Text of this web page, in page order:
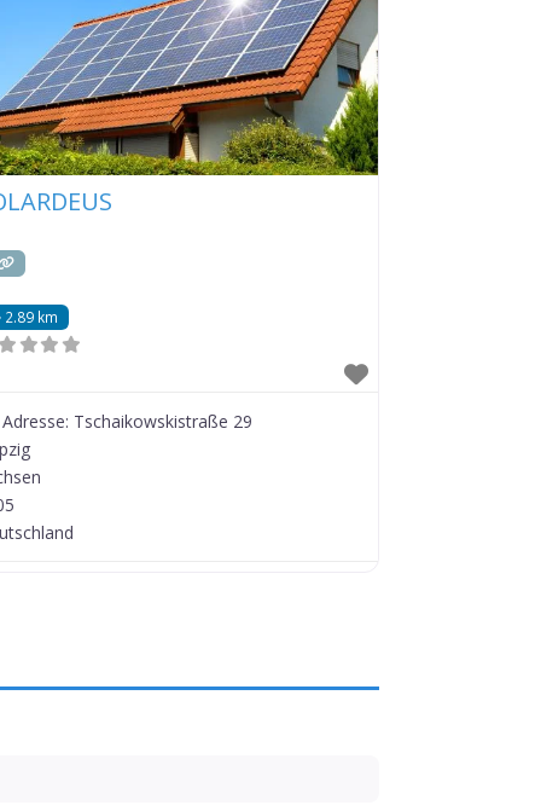
2.89 km
Adresse: Tschaikowskistraße 29